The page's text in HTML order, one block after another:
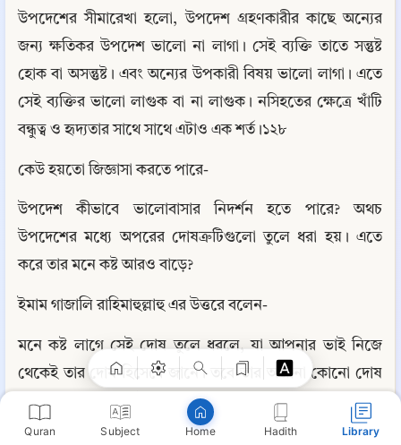
Quran Subject Home Hadith Library
উপদেশের সীমারেখা হলো, উপদেশ গ্রহণকারীর কাছে অন্যের
জন্য ক্ষতিকর উপদেশ ভালো না লাগা। সেই ব্যক্তি তাতে সন্তুষ্ট
হোক বা অসন্তুষ্ট। এবং অন্যের উপকারী বিষয় ভালো লাগা। এতে
সেই ব্যক্তির ভালো লাগুক বা না লাগুক। নসিহতের ক্ষেত্রে খাঁটি
বন্ধুত্ব ও হৃদ্যতার সাথে সাথে এটাও এক শর্ত।১২৮
কেউ হয়তো জিজ্ঞাসা করতে পারে-
উপদেশ কীভাবে ভালোবাসার নিদর্শন হতে পারে? অথচ
উপদেশের মধ্যে অপরের দোষত্রুটিগুলো তুলে ধরা হয়। এতে
করে তার মনে কষ্ট আরও বাড়ে?
ইমাম গাজালি রাহিমাহুল্লাহু এর উত্তরে বলেন-
মনে কষ্ট লাগে সেই দোষ তুলে ধরলে, যা আপনার ভাই নিজে
থেকেই তার দোষ হিসেবে জানে। তবে তার অজানা কোনো দোষ
সম্পর্কে তাকে সতর্কীকরণ; মূলত তার প্রতি সহানুভূতির প্রকাশ
মাত্র। এতে বরং আরও আন্তরিকতা বাড়ার কথা। মানে বুদ্ধিমানদের
Copy